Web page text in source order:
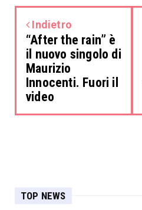
Indietro
“After the rain” è
il nuovo singolo di
Maurizio
Innocenti. Fuori il
video
TOP NEWS